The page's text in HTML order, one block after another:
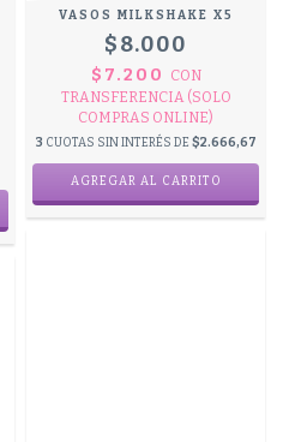
VASOS MILKSHAKE X5
$8.000
$7.200
CON
TRANSFERENCIA (SOLO
COMPRAS ONLINE)
3 CUOTAS SIN INTERÉS DE $2.666,67
AGREGAR AL CARRITO